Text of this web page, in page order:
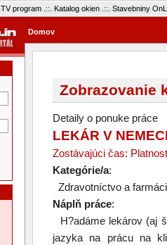
TV program.::. Katalog okien.::. Stavebniny
Domov
Zobrazovanie
Detaily o ponuke práce
LEKÁR V
Zostávajúci čas:
Kategórie/a:
Zdravotníctvo a
Náplň práce:
H?adáme lekárov (aj
jazyka na prácu na